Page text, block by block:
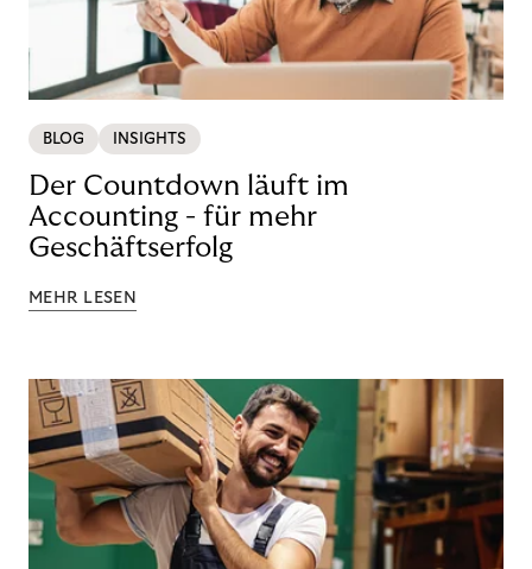
BLOG INSIGHTS
Der Countdown läuft im
Accounting - für mehr
Geschäftserfolg
MEHR LESEN